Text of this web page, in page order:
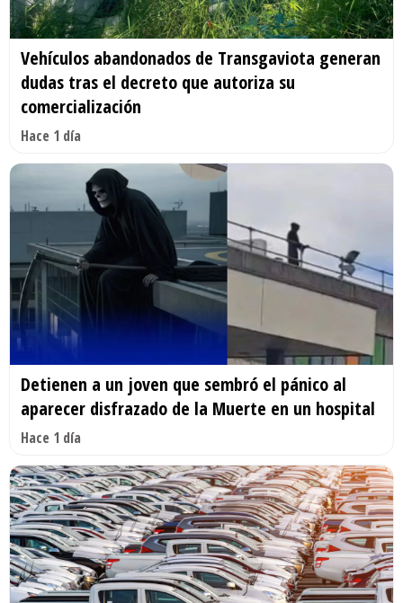
Vehículos abandonados de Transgaviota generan
dudas tras el decreto que autoriza su
comercialización
Hace 1 día
Detienen a un joven que sembró el pánico al
aparecer disfrazado de la Muerte en un hospital
Hace 1 día